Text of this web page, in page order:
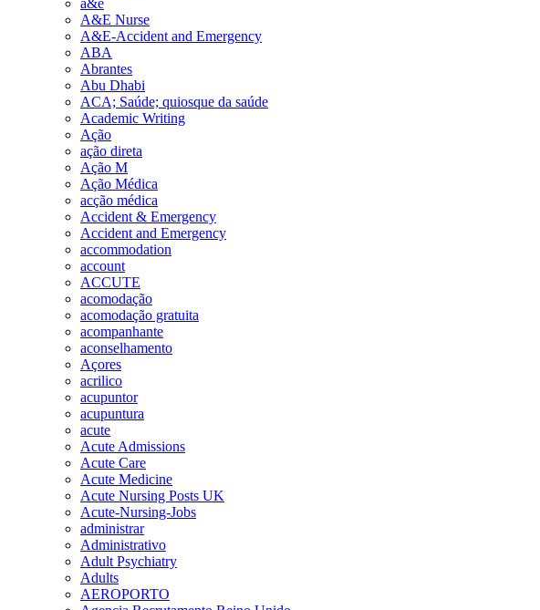
A&E Nurse
A&E-Accident and Emergency
ABA
Abrantes
Abu Dhabi
ACA; Saúde; quiosque da saúde
Academic Writing
Ação
ação direta
Ação M
Ação Médica
acção médica
Accident & Emergency
Accident and Emergency
accommodation
account
ACCUTE
acomodação
acomodação gratuita
acompanhante
aconselhamento
Açores
acrilico
acupuntor
acupuntura
acute
Acute Admissions
Acute Care
Acute Medicine
Acute Nursing Posts UK
Acute-Nursing-Jobs
administrar
Administrativo
Adult Psychiatry
Adults
AEROPORTO